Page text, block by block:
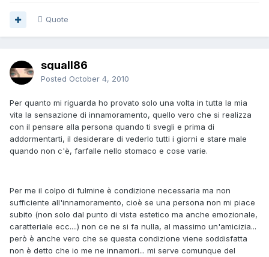
Quote
squall86
Posted October 4, 2010
Per quanto mi riguarda ho provato solo una volta in tutta la mia
vita la sensazione di innamoramento, quello vero che si realizza
con il pensare alla persona quando ti svegli e prima di
addormentarti, il desiderare di vederlo tutti i giorni e stare male
quando non c'è, farfalle nello stomaco e cose varie.
Per me il colpo di fulmine è condizione necessaria ma non
sufficiente all'innamoramento, cioè se una persona non mi piace
subito (non solo dal punto di vista estetico ma anche emozionale,
caratteriale ecc....) non ce ne si fa nulla, al massimo un'amicizia...
però è anche vero che se questa condizione viene soddisfatta
non è detto che io me ne innamori... mi serve comunque del